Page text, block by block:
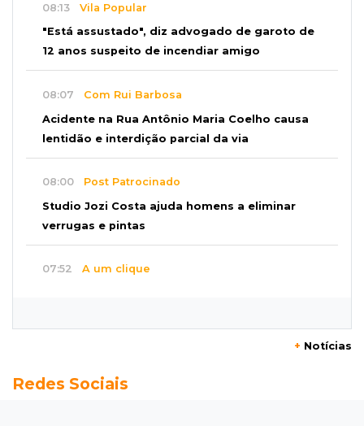
08:13 Vila Popular
"Está assustado", diz advogado de garoto de
12 anos suspeito de incendiar amigo
08:07 Com Rui Barbosa
Acidente na Rua Antônio Maria Coelho causa
lentidão e interdição parcial da via
08:00 Post Patrocinado
Studio Jozi Costa ajuda homens a eliminar
verrugas e pintas
07:52 A um clique
Com só 1,3% do crédito de inovação da Finep,
+ Notícias
Redes Sociais